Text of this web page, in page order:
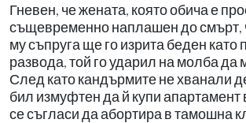
Гневен, че жената, която обича е
същевременно наплашен до смърт,
му съпруга ще го изрита беден като
развода, той го ударил на молба да
След като кандърмите не хванали
бил измуфтен да й купи апартамент
се съгласи да абортира в тамошна